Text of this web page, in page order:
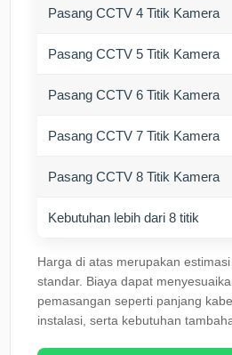
Pasang CCTV 4 Titik Kamera
Pasang CCTV 5 Titik Kamera
Pasang CCTV 6 Titik Kamera
Pasang CCTV 7 Titik Kamera
Pasang CCTV 8 Titik Kamera
Kebutuhan lebih dari 8 titik
Harga di atas merupakan
standar. Biaya dapat
pemasangan seperti panjang
instalasi, serta kebutuhan